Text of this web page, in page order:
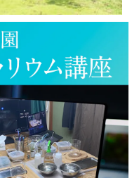
です。ありがとうござい